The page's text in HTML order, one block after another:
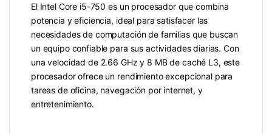
El Intel Core i5-750 es un procesador que combina
potencia y eficiencia, ideal para satisfacer las
necesidades de computación de familias que buscan
un equipo confiable para sus actividades diarias. Con
una velocidad de 2.66 GHz y 8 MB de caché L3, este
procesador ofrece un rendimiento excepcional para
tareas de oficina, navegación por internet, y
entretenimiento.